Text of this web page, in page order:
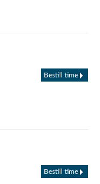
Bestill time
Bestill time